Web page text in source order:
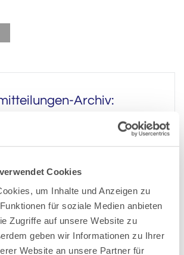
Cookies
um Inhalte und Anzeigen zu
für soziale Medien anbieten
Zugriffe auf unsere Website zu
geben wir Informationen zu Ihrer
Website an unsere Partner für
Archiv: